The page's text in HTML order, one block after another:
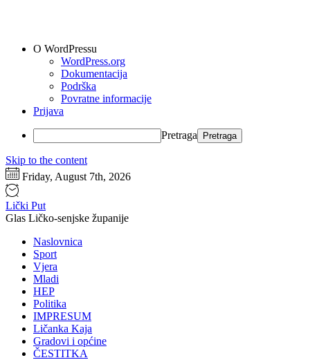
O WordPressu
WordPress.org
Dokumentacija
Podrška
Povratne informacije
Prijava
Pretraga
Skip to the content
Friday, August 7th, 2026
Lički Put
Glas Ličko-senjske županije
Naslovnica
Sport
Vjera
Mladi
HEP
Politika
IMPRESUM
Ličanka Kaja
Gradovi i općine
ČESTITKA